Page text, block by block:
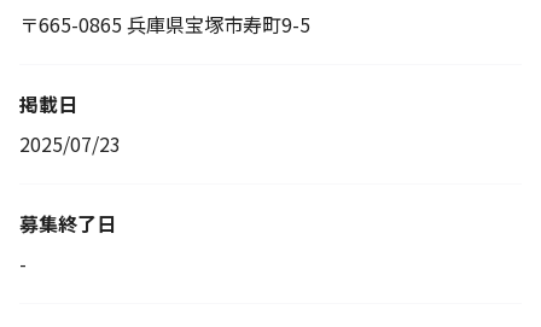
〒665-0865 兵庫県宝塚市寿町9-5
掲載日
2025/07/23
募集終了日
-